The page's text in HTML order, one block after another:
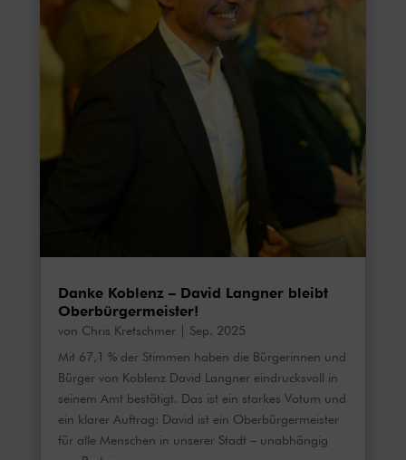
Danke Koblenz – David Langner bleibt
Oberbürgermeister!
von Chris Kretschmer| Sep. 2025
Mit 67,1 % der Stimmen haben die Bürgerinnen und
Bürger von Koblenz David Langner eindrucksvoll in
seinem Amt bestätigt. Das ist ein starkes Votum und
ein klarer Auftrag: David ist ein Oberbürgermeister
für alle Menschen in unserer Stadt – unabhängig